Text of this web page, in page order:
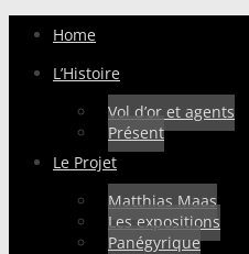
Home
L’Histoire
Vol d’or et agents
Présent
Le Projet
Matthias Maas
Les expositions
Panégyrique